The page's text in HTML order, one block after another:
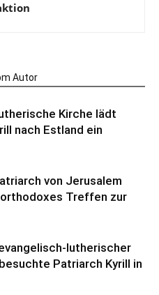
Autor
Kirche lädt
nach Estland ein
von Jerusalem
Treffen zur
lutherischer
Patriarch Kyrill in